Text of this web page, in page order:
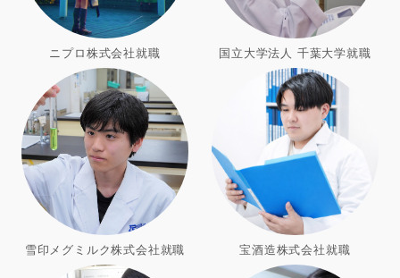
ニプロ株式会社就職 国立大学法人 千葉大学就職
雪印メグミルク株式会社就職 宝酒造株式会社就職